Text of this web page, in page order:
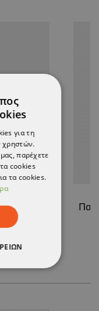
NAVY
για τη
χρηστών.
παρέχετε
cookies
τα cookies.